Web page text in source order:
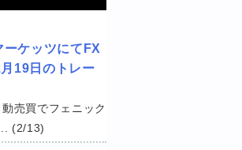
ーケッツにてFX
19日のトレー
売買でフェニック
(2/13)